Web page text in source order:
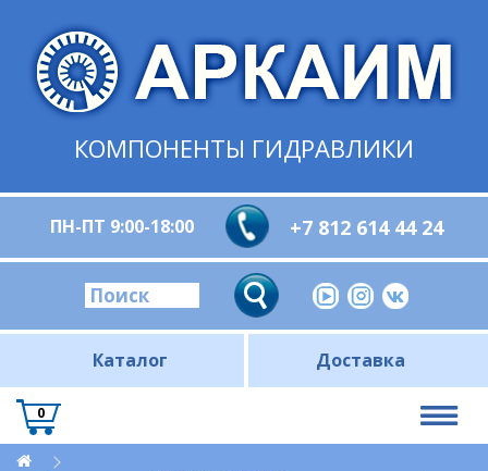
КОМПОНЕНТЫ ГИДРАВЛИКИ
ПН-ПТ 9:00-18:00 +7 812 614 44 24
Каталог Доставка
0